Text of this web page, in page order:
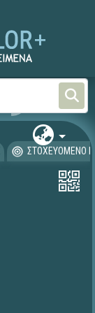
ΣΤΟΧΕΥΟΜΕΝΟ